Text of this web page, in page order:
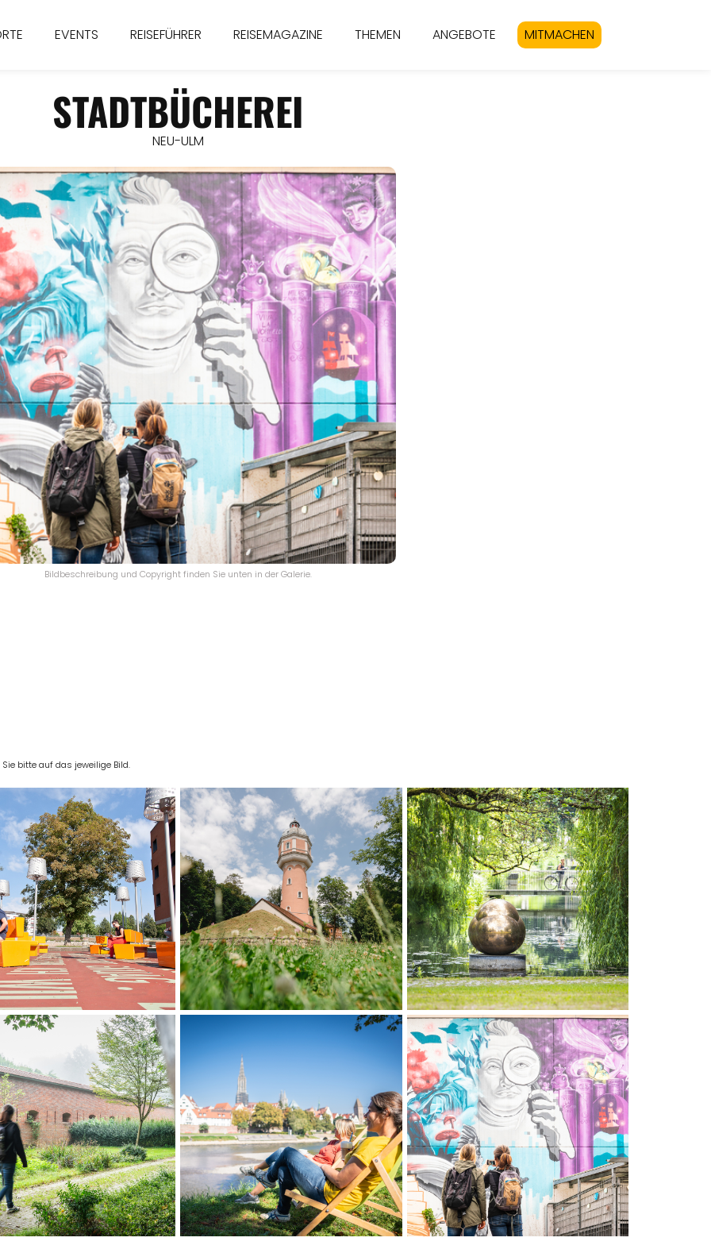
EVENTS REISEFÜHRER REISEMAGAZINE THEMEN ANGEBOTE MITMACHEN
STADTBÜCHEREI
NEU-ULM
Bildbeschreibung und Copyright finden Sie unten in der Galerie.
bitte auf das jeweilige Bild.